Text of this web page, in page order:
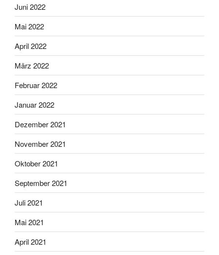
Juni 2022
Mai 2022
April 2022
März 2022
Februar 2022
Januar 2022
Dezember 2021
November 2021
Oktober 2021
September 2021
Juli 2021
Mai 2021
April 2021